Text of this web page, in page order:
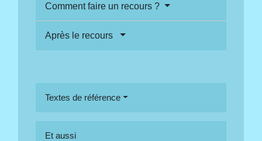
Comment faire un recours ?
Après le recours
Textes de référence
Et aussi